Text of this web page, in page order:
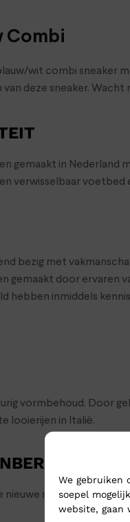
We gebruiken
soepel
website, gaan
Combi
wit combi sneaker
deze sneaker.
gemaakt in Nederland
verwisselbaar
bezig met
gemaakt door
hebben inmiddels
vormbehoud. Door
looierijen in Italië.
nieuwe schoenen naar